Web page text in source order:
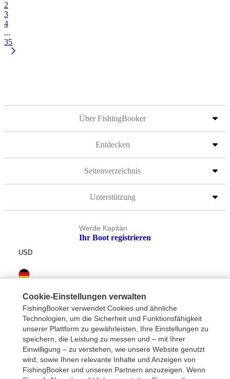
2
3
4
...
35
Über FishingBooker
Entdecken
Seitenverzeichnis
Unterstützung
Werde Kapitän
Ihr Boot registrieren
USD
Cookie-Einstellungen verwalten
FishingBooker verwendet Cookies und ähnliche
Technologien, um die Sicherheit und Funktionsfähigkeit
unserer Plattform zu gewährleisten, Ihre Einstellungen zu
speichern, die Leistung zu messen und – mit Ihrer
Einwilligung – zu verstehen, wie unsere Website genutzt
wird, sowie Ihnen relevante Inhalte und Anzeigen von
FishingBooker und unseren Partnern anzuzeigen. Wenn